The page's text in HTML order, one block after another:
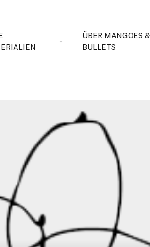
ÜBER MANGOES &
BULLETS